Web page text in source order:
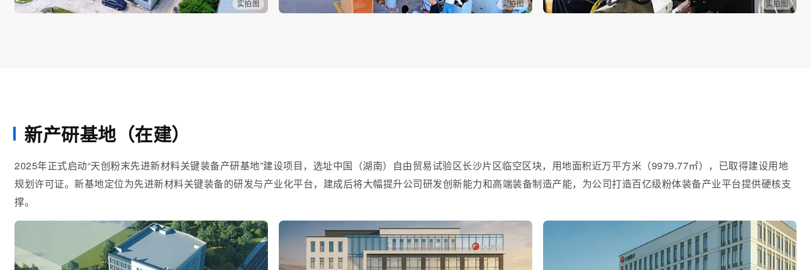
实拍图 实拍图 实拍图
新产研基地（在建）
2025年正式启动“天创粉末先进新材料关键装备产研基地”建设项目，选址中国（湖南）自由贸易试验区长沙片区临空区块，用地面积近万平方米（9979.77㎡），已取得建设用地
规划许可证。新基地定位为先进新材料关键装备的研发与产业化平台，建成后将大幅提升公司研发创新能力和高端装备制造产能，为公司打造百亿级粉体装备产业平台提供硬核支
撑。